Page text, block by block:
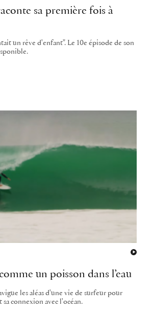
sa première fois à
un rêve d'enfant". Le 10e épisode de son
un poisson dans l’eau
les aléas d'une vie de surfeur pour
connexion avec l'océan.